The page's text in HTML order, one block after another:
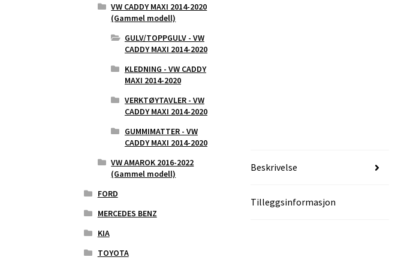
Beskrivelse
Tilleggsinformasjon
VW CADDY MAXI 2014-2020
(Gammel modell)
GULV/TOPPGULV - VW
CADDY MAXI 2014-2020
KLEDNING - VW CADDY
MAXI 2014-2020
VERKTØYTAVLER - VW
CADDY MAXI 2014-2020
GUMMIMATTER - VW
CADDY MAXI 2014-2020
VW AMAROK 2016-2022
(Gammel modell)
FORD
MERCEDES BENZ
KIA
TOYOTA